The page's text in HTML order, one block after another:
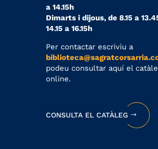
a 14.15h
Dimarts i dijous, de 8.15 a
14.15 a 16.15h
Per contactar escriviu a
podeu consultar aquí el
online.
CONSULTA EL CATÀLEG